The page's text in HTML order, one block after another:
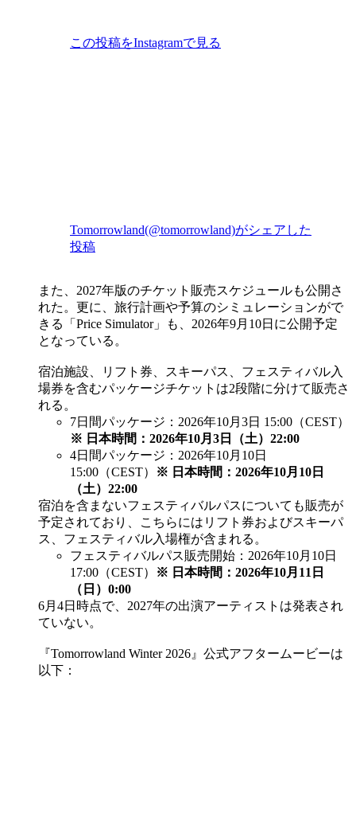
この投稿をInstagramで見る
Tomorrowland(@tomorrowland)がシェアした
投稿
また、2027年版のチケット販売スケジュールも公開さ
れた。更に、旅行計画や予算のシミュレーションがで
きる「Price Simulator」も、2026年9月10日に公開予定
となっている。
宿泊施設、リフト券、スキーパス、フェスティバル入
場券を含むパッケージチケットは2段階に分けて販売さ
れる。
7日間パッケージ：2026年10月3日 15:00（CEST）
※ 日本時間：2026年10月3日（土）22:00
4日間パッケージ：2026年10月10日
15:00（CEST）
※ 日本時間：2026年10月10日
（土）22:00
宿泊を含まないフェスティバルパスについても販売が
予定されており、こちらにはリフト券およびスキーパ
ス、フェスティバル入場権が含まれる。
フェスティバルパス販売開始：2026年10月10日
17:00（CEST）
※ 日本時間：2026年10月11日
（日）0:00
6月4日時点で、2027年の出演アーティストは発表され
ていない。
『Tomorrowland Winter 2026』公式アフタームービーは
以下：